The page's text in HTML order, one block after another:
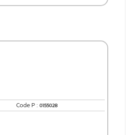
Code P : 0155028